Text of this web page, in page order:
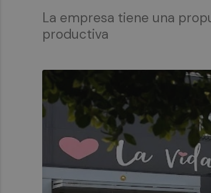
La empresa tiene una
productiva